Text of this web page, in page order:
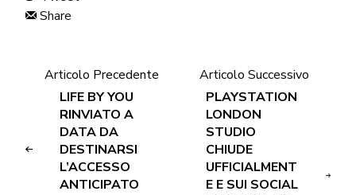
Share
Articolo Precedente
LIFE BY YOU
RINVIATO A
DATA DA
DESTINARSI
L’ACCESSO
ANTICIPATO
Articolo Successivo
PLAYSTATION
LONDON
STUDIO
CHIUDE
UFFICIALMENT
E E SUI SOCIAL